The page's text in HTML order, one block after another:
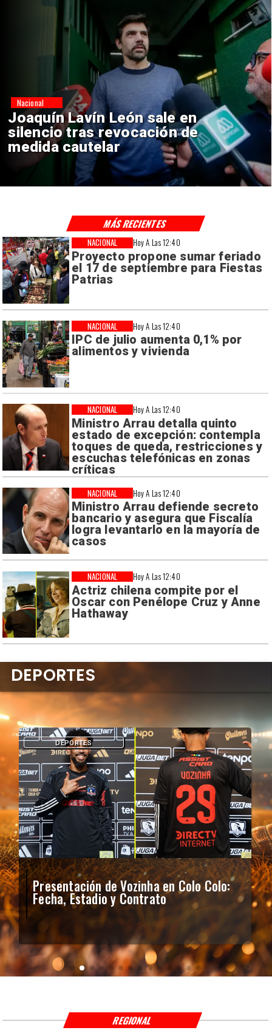
Chile y Venezuela formalizan
reinicio de relaciones
consulares
Nacional
Hoy A Las 12:40
Proyecto propone sumar feriado
el 17 de septiembre para Fiestas
Patrias
NACIONAL
Hoy A Las 12:40
IPC de julio aumenta 0,1% por
alimentos y vivienda
NACIONAL
Hoy A Las 12:40
Ministro Arrau detalla quinto
estado de excepción: contempla
toques de queda, restricciones y
escuchas telefónicas en zonas
críticas
NACIONAL
Hoy A Las 12:40
Ministro Arrau defiende secreto
bancario y asegura que Fiscalía
logra levantarlo en la mayoría de
casos
NACIONAL
Hoy A Las 12:40
Actriz chilena compite por el
Oscar con Penélope Cruz y Anne
Hathaway
NACIONAL
MÁS RECIENTES
Presentación de Vozinha en Colo Colo:
Fecha, Estadio y Contrato
DEPORTES
DEPORTES
REGIONAL